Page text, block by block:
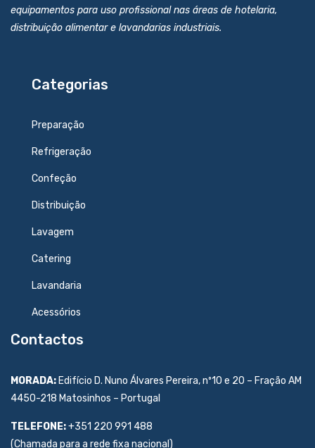
equipamentos para uso profissional nas áreas de hotelaria,
distribuição alimentar e lavandarias industriais.
Categorias
Preparação
Refrigeração
Confeção
Distribuição
Lavagem
Catering
Lavandaria
Acessórios
Contactos
MORADA: Edifício D. Nuno Álvares Pereira, nº10 e 20 – Fração AM
4450-218 Matosinhos – Portugal
TELEFONE:+351 220 991 488
(Chamada para a rede fixa nacional)